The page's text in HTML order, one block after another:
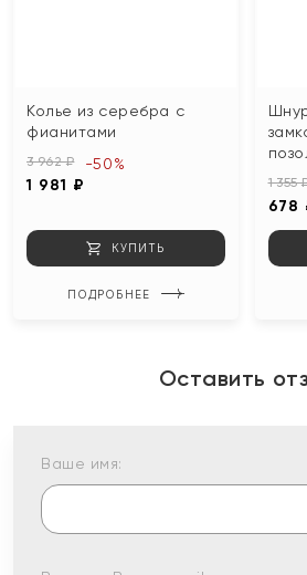
Колье из серебра с
фианитами
3 962 ₽
1 981 ₽
-50%
КУПИТЬ
ПОДРОБНЕЕ
1 355
678
Оставить
Ваше имя: